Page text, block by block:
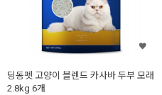
딩동펫 고양이 블렌드 카사바 두부 모래
2.8kg 6개